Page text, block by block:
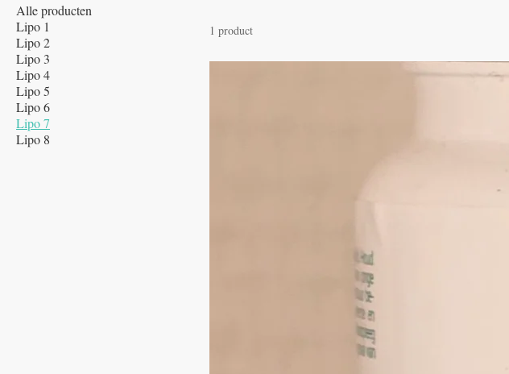
Alle producten
Lipo 1
Lipo 2
Lipo 3
Lipo 4
Lipo 5
Lipo 6
Lipo 7
Lipo 8
1 product